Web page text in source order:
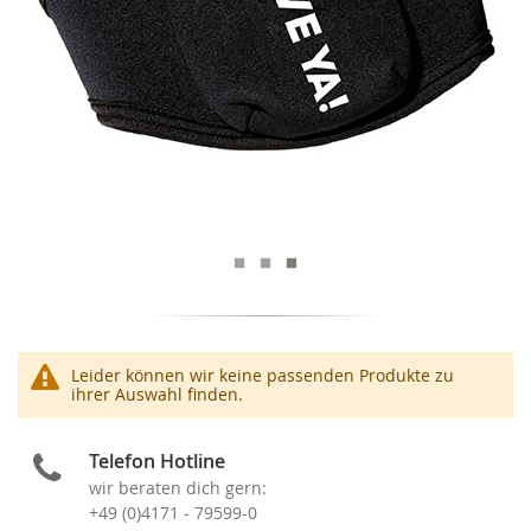
Leider können wir keine passenden Produkte zu
ihrer Auswahl finden.
Telefon Hotline
wir beraten dich gern:
+49 (0)4171 - 79599-0